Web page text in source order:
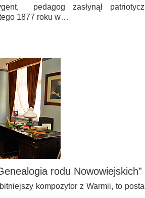
pedagog zasłynął
1877 roku w…
rodu Nowowiejskich”
kompozytor z Warmii, to